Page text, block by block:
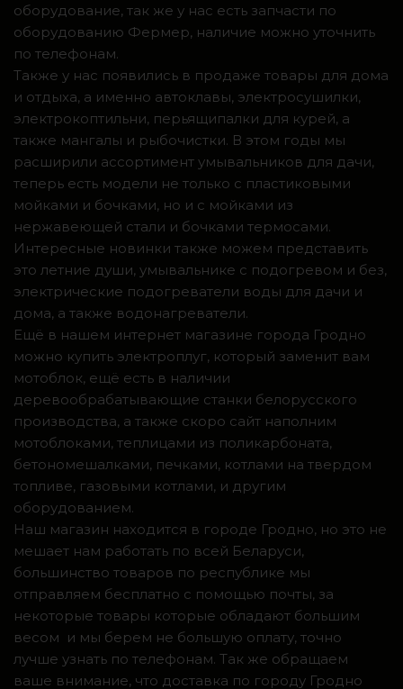
оборудование, так же у нас есть запчасти по
оборудованию Фермер, наличие можно уточнить
по телефонам.
Также у нас появились в продаже товары для дома
и отдыха, а именно автоклавы, электросушилки,
электрокоптильни, перьящипалки для курей, а
также мангалы и рыбочистки. В этом годы мы
расширили ассортимент умывальников для дачи,
теперь есть модели не только с пластиковыми
мойками и бочками, но и с мойками из
нержавеющей стали и бочками термосами.
Интересные новинки также можем представить
это летние души, умывальнике с подогревом и без,
электрические подогреватели воды для дачи и
дома, а также водонагреватели.
Ещё в нашем интернет магазине города Гродно
можно купить электроплуг, который заменит вам
мотоблок, ещё есть в наличии
деревообрабатывающие станки белорусского
производства, а также скоро сайт наполним
мотоблоками, теплицами из поликарбоната,
бетономешалками, печками, котлами на твердом
топливе, газовыми котлами, и другим
оборудованием.
Наш магазин находится в городе Гродно, но это не
мешает нам работать по всей Беларуси,
большинство товаров по республике мы
отправляем бесплатно с помощью почты, за
некоторые товары которые обладают большим
весом и мы берем не большую оплату, точно
лучше узнать по телефонам. Так же обращаем
ваше внимание, что доставка по городу Гродно